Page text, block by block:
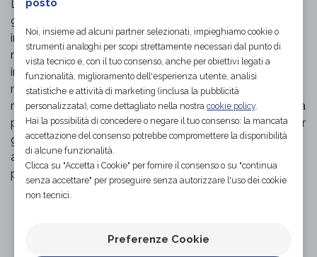
L'Infilacalze Compressione con Manici Lunghi Medi
9007 è un ausilio essenziale per chi necessita di
indossare calze o collant compressivi, sia per pazienti
mobili che immobili. Questo strumento permette di
indossare le calze in modo autonomo, senza la
necessità di assistenza da parte di altre persone,
rendendo l'utente più indipendente nella gestione della
propria cura personale. È anche un valido supporto per
gli infermieri e i caregiver che assistono pazienti non
autosufficienti, semplificando e velocizzando il
processo di vestizione.
posto
Noi, insieme ad alcuni partner selezionati, impieghiamo cookie o
strumenti analoghi per scopi strettamente necessari dal punto di
vista tecnico e, con il tuo consenso, anche per obiettivi legati a
funzionalità, miglioramento dell'esperienza utente, analisi
statistiche e attività di marketing (inclusa la pubblicità
personalizzata), come dettagliato nella nostra cookie policy.
Hai la possibilità di concedere o negare il tuo consenso: la mancata
accettazione del consenso potrebbe compromettere la disponibilità
di alcune funzionalità.
Clicca su "Accetta i Cookie" per fornire il consenso o su "continua
senza accettare" per proseguire senza autorizzare l'uso dei cookie
non tecnici.
Preferenze Cookie